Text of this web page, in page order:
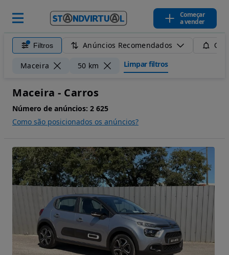
Começar
a vender
Filtros Anúncios Recomendados
Maceira 50 km Limpar filtros
Maceira - Carros
Número de anúncios: 2 625
Como são posicionados os anúncios?